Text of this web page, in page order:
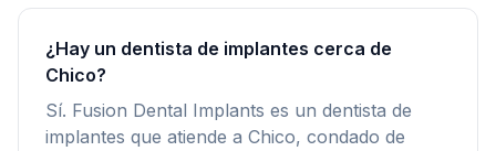
¿Hay un dentista de implantes cerca de
Chico?
Sí. Fusion Dental Implants es un dentista de
implantes que atiende a Chico, condado de